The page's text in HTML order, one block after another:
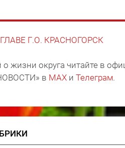
Г.О. КРАСНОГОРСК
жизни округа читайте в
в MAX и Телеграм.